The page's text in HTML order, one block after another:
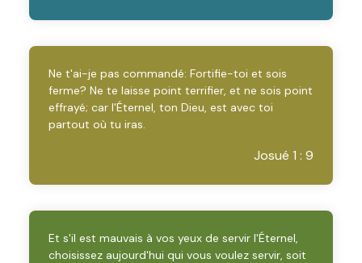
Ne t'ai-je pas commandé: Fortifie-toi et sois
ferme? Ne te laisse point terrifier, et ne sois point
effrayé; car l'Éternel, ton Dieu, est avec toi
partout où tu iras.
Josué 1 : 9
Et s'il est mauvais à vos yeux de servir l'Éternel,
choisissez aujourd'hui qui vous voulez servir, soit